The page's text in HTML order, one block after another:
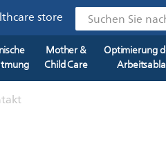
store Suchen Sie
Mother &
Child Care
Optimierung